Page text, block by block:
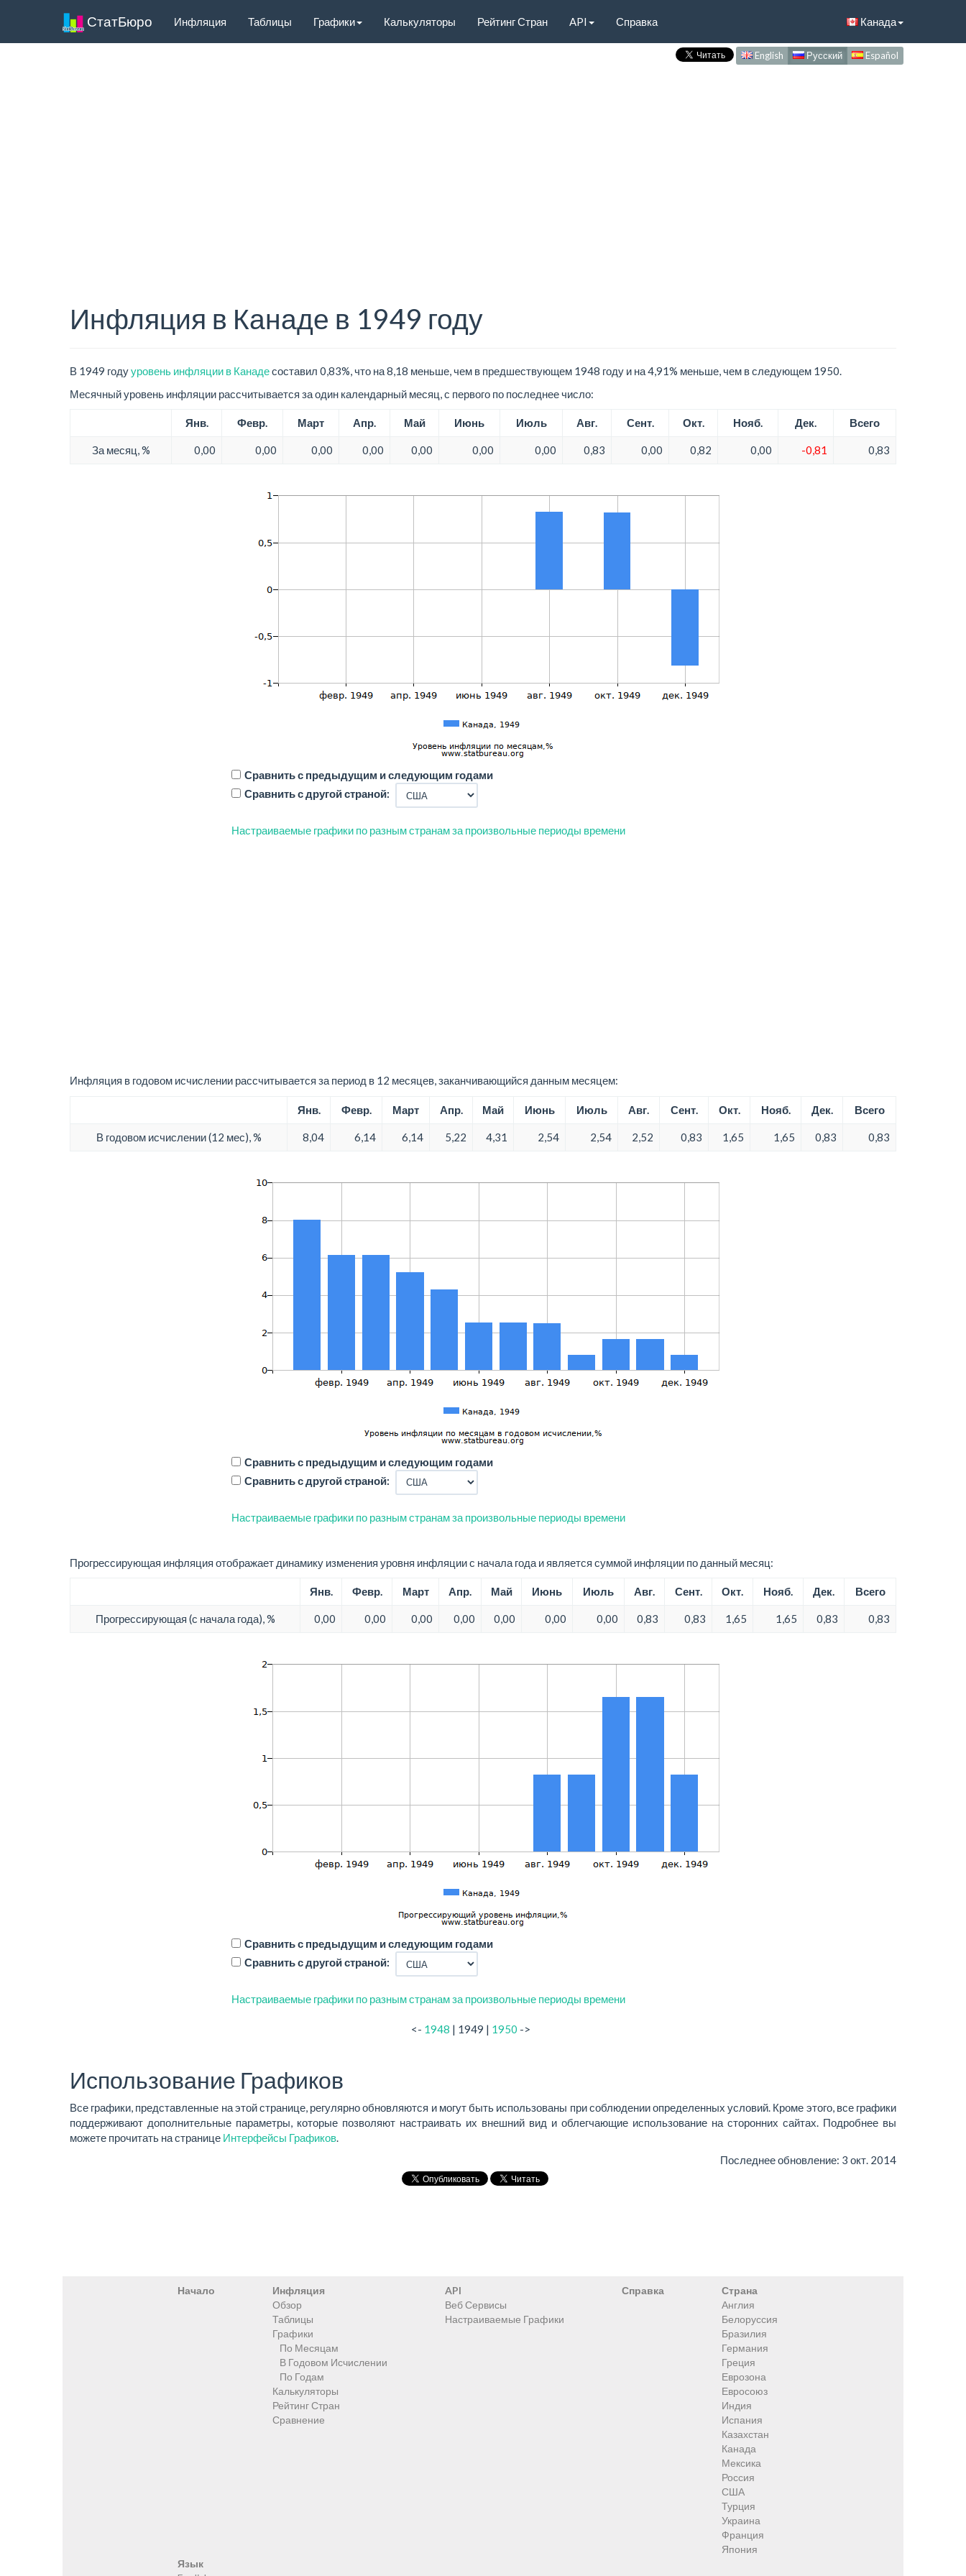
СтатБюро Инфляция Таблицы Графики Калькуляторы Рейтинг Стран API Справка Канада
English Русский Español
Инфляция в Канаде в 1949 году
В 1949 годууровень инфляции в Канадесоставил 0,83%, что на 8,18 меньше, чем в предшествующем 1948 году и на 4,91% меньше, чем в следующем 1950.
Месячный уровень инфляции рассчитывается за один календарный месяц, с первого по последнее число:
Янв. Февр. Март Апр. Май Июнь Июль Авг. Сент. Окт. Нояб. Дек. Всего
За месяц, % 0,00 0,00 0,00 0,00 0,00 0,00 0,00 0,83 0,00 0,82 0,00 -0,81 0,83
Сравнить с предыдущим и следующим годами
Сравнить с другой страной:
Настраиваемые графики по разным странам за произвольные периоды времени
Инфляция в годовом исчислении рассчитывается за период в 12 месяцев, заканчивающийся данным месяцем:
Янв. Февр. Март Апр. Май Июнь Июль Авг. Сент. Окт. Нояб. Дек. Всего
В годовом исчислении (12 мес), % 8,04 6,14 6,14 5,22 4,31 2,54 2,54 2,52 0,83 1,65 1,65 0,83 0,83
Сравнить с предыдущим и следующим годами
Сравнить с другой страной:
Настраиваемые графики по разным странам за произвольные периоды времени
Прогрессирующая инфляция отображает динамику изменения уровня инфляции с начала года и является суммой инфляции по данный месяц:
Янв. Февр. Март Апр. Май Июнь Июль Авг. Сент. Окт. Нояб. Дек. Всего
Прогрессирующая (с начала года), % 0,00 0,00 0,00 0,00 0,00 0,00 0,00 0,83 0,83 1,65 1,65 0,83 0,83
Сравнить с предыдущим и следующим годами
Сравнить с другой страной:
Настраиваемые графики по разным странам за произвольные периоды времени
<- 1948 | 1949 | 1950 ->
Использование Графиков
Все графики, представленные на этой странице, регулярно обновляются и могут быть использованы при соблюдении определенных условий. Кроме этого, все графики
поддерживают дополнительные параметры, которые позволяют настраивать их внешний вид и облегчающие использование на сторонних сайтах. Подробнее вы
можете прочитать на странице Интерфейсы Графиков
Последнее обновление: 3 окт. 2014
Начало
Инфляция
Обзор
Таблицы
Графики
По Месяцам
В Годовом Исчислении
По Годам
Калькуляторы
Рейтинг Стран
Сравнение
API
Веб Сервисы
Настраиваемые Графики
Справка
Страна
Англия
Белоруссия
Бразилия
Германия
Греция
Еврозона
Евросоюз
Индия
Испания
Казахстан
Канада
Мексика
Россия
США
Турция
Украина
Франция
Япония
Язык